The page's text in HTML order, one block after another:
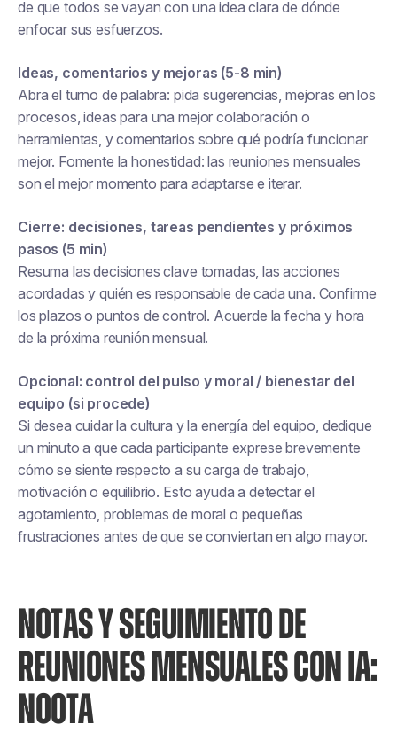
de que todos se vayan con una idea clara de dónde
enfocar sus esfuerzos.
Ideas, comentarios y mejoras (5-8 min)
Abra el turno de palabra: pida sugerencias, mejoras en los
procesos, ideas para una mejor colaboración o
herramientas, y comentarios sobre qué podría funcionar
mejor. Fomente la honestidad: las reuniones mensuales
son el mejor momento para adaptarse e iterar.
Cierre: decisiones, tareas pendientes y próximos
pasos (5 min)
Resuma las decisiones clave tomadas, las acciones
acordadas y quién es responsable de cada una. Confirme
los plazos o puntos de control. Acuerde la fecha y hora
de la próxima reunión mensual.
Opcional: control del pulso y moral / bienestar del
equipo (si procede)
Si desea cuidar la cultura y la energía del equipo, dedique
un minuto a que cada participante exprese brevemente
cómo se siente respecto a su carga de trabajo,
motivación o equilibrio. Esto ayuda a detectar el
agotamiento, problemas de moral o pequeñas
frustraciones antes de que se conviertan en algo mayor.
NOTAS Y SEGUIMIENTO DE
REUNIONES MENSUALES CON IA:
NOOTA